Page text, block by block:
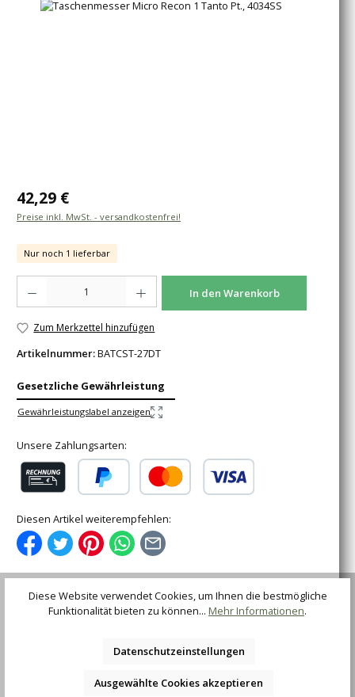
Bildergalerie überspringen
Regulärer Preis:
42,29 €
Preise inkl. MwSt. - versandkostenfrei!
Nur noch 1 lieferbar
In den Warenkorb
Zum Merkzettel hinzufügen
Artikelnummer:BATCST-27DT
Gesetzliche Gewährleistung
Gewährleistungslabel anzeigen
Unsere Zahlungsarten:
Diesen Artikel weiterempfehlen:
Modell mit Klinge aus Edelstahl 4034SS mit Stonewash-
Diese Website verwendet Cookies, um Ihnen die bestmögliche
Funktionalität bieten zu können... Mehr Informationen.
Datenschutzeinstellungen
Ausgewählte Cookies akzeptieren